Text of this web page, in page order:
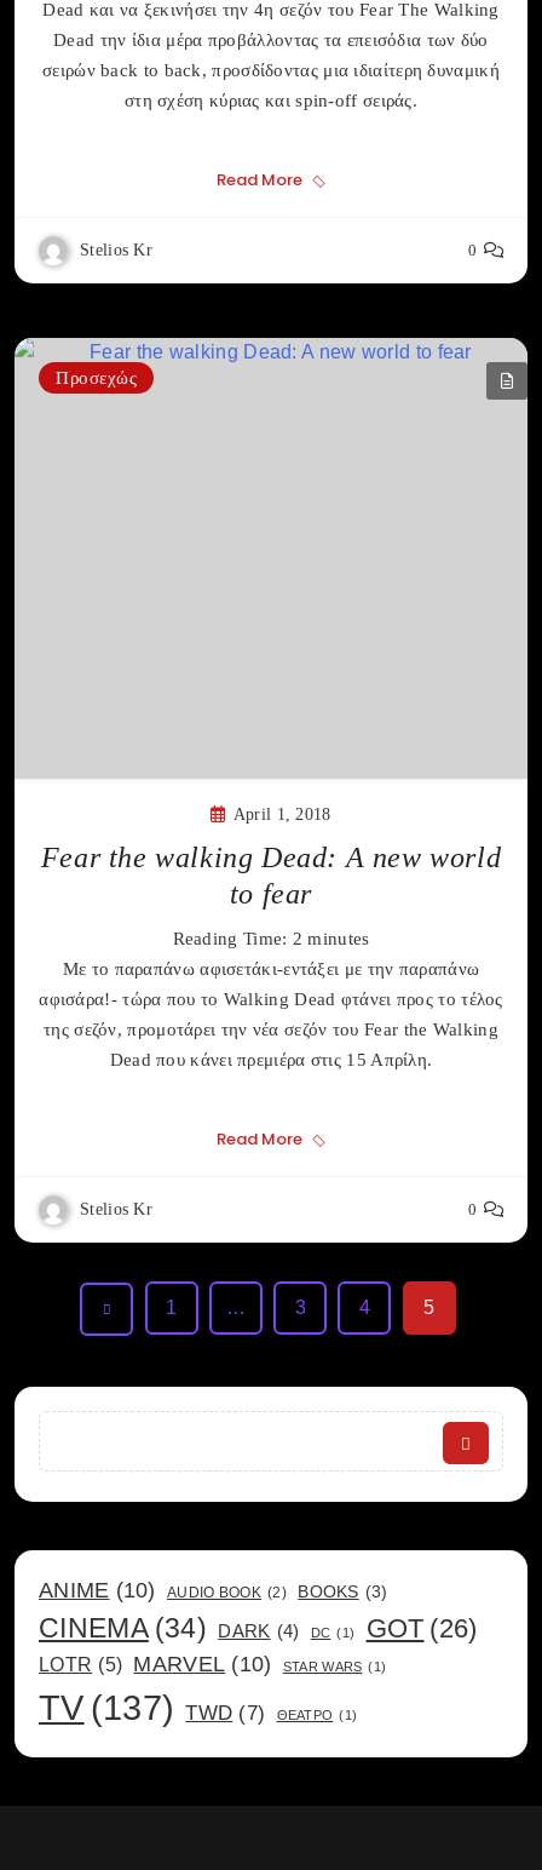
Dead και να ξεκινήσει την 4η σεζόν του Fear The Walking
Dead την ίδια μέρα προβάλλοντας τα επεισόδια των δύο
σειρών back to back, προσδίδοντας μια ιδιαίτερη δυναμική
στη σχέση κύριας και spin-off σειράς.
Read More
Stelios Kr 0
Προσεχώς
April 1, 2018
Fear the walking Dead: A new world
to fear
Reading Time: 2 minutes
Με το παραπάνω αφισετάκι-εντάξει με την παραπάνω
αφισάρα!- τώρα που το Walking Dead φτάνει προς το τέλος
της σεζόν, προμοτάρει την νέα σεζόν του Fear the Walking
Dead που κάνει πρεμιέρα στις 15 Απρίλη.
Read More
Stelios Kr 0
1 … 3 4 5
Search
ANIME (10) AUDIO BOOK (2) BOOKS (3)
CINEMA (34) DARK (4) DC (1) GOT (26)
LOTR (5) MARVEL (10) STAR WARS (1)
TV (137) TWD (7) ΘΕΑΤΡΟ (1)